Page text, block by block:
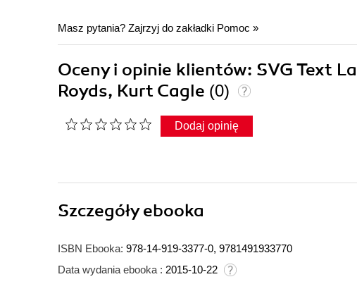
Masz pytania? Zajrzyj do zakładki Pomoc »
Oceny i opinie klientów: SVG Text
Royds, Kurt Cagle (0)
Dodaj opinię
Szczegółyebooka
ISBN Ebooka: 978-14-919-3377-0, 9781491933770
Data wydania ebooka : 2015-10-22